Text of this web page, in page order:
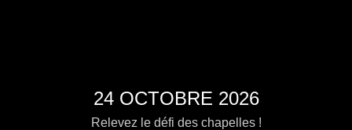
24 OCTOBRE 2026
Relevez le défi des chapelles !